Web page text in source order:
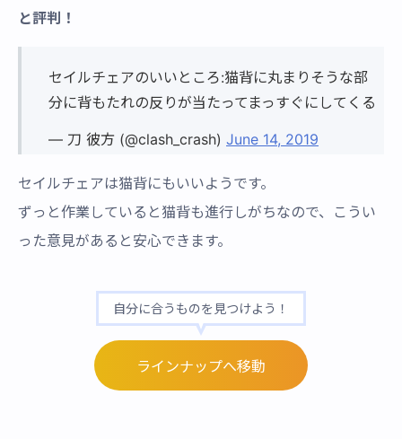
と評判！
セイルチェアのいいところ:猫背に丸まりそうな部
分に背もたれの反りが当たってまっすぐにしてくる
— 刀 彼方 (@clash_crash) June 14, 2019
セイルチェアは猫背にもいいようです。
ずっと作業していると猫背も進行しがちなので、こうい
った意見があると安心できます。
自分に合うものを見つけよう！
ラインナップへ移動